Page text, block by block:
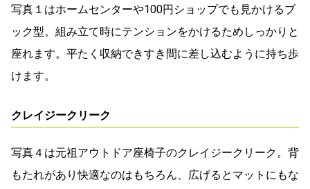
写真１はホームセンターや100円ショップでも見かけるブ
ック型。組み立て時にテンションをかけるためしっかりと
座れます。平たく収納できすき間に差し込むように持ち歩
けます。
クレイジークリーク
写真４は元祖アウトドア座椅子のクレイジークリーク。背
もたれがあり快適なのはもちろん、広げるとマットにもな